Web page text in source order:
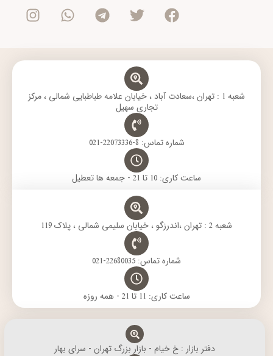
c
e
o
i
t
e
r
l
e
r
a
t
a
s
t
g
m
شعبه 1 : تهران ،سعادت آباد ، خیابان علامه طباطبایی شمالی ، مرکز
تجاری سهیل
شماره تماس: 8-22073336-021
ساعت کاری: 10 تا 21 - جمعه ها تعطیل
شعبه 2 : تهران ،اندرزگو ، خیابان سلیمی شمالی ، پلاک 119
شماره تماس: 22680035-021
ساعت کاری: 11 تا 21 - همه روزه
دفتر بازار : خ خیام - بازار بزرگ تهران - سرای بهار